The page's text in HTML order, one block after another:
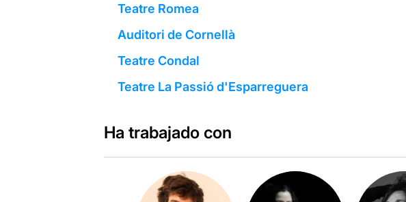
Teatre Romea
Auditori de Cornellà
Teatre Condal
Teatre La Passió d'Esparreguera
Ha trabajado con